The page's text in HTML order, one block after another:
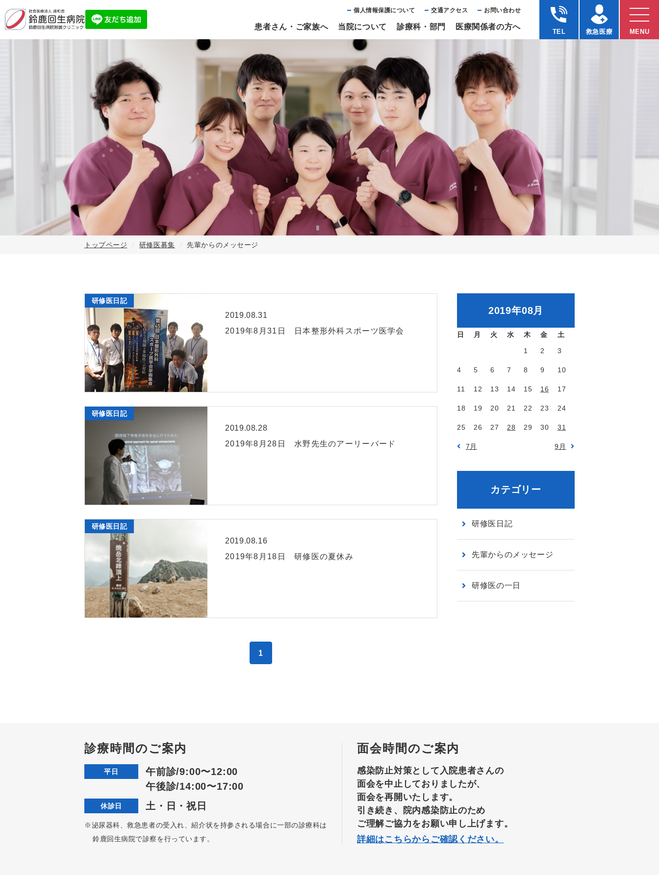
個⼈情報保護について 交通アクセス お問い合わせ
患者さん・ご家族へ 当院について 診療科・部⾨ 医療関係者の⽅へ
TEL 救急医療 MENU
トップページ 研修医募集 先輩からのメッセージ
研修医日記
2019.08.31
2019年8月31日 日本整形外科スポーツ医学会
研修医日記
2019.08.28
2019年8月28日 水野先生のアーリーバード
研修医日記
2019.08.16
2019年8月18日 研修医の夏休み
1
2019年08月
日 月 火 水 木 金 土
7月 9月
1 2 3
4 5 6 7 8 9 10
11 12 13 14 15 16 17
18 19 20 21 22 23 24
25 26 27 28 29 30 31
カテゴリー
研修医日記
先輩からのメッセージ
研修医の一日
診療時間のご案内
平日
午前診/9:00〜12:00
午後診/14:00〜17:00
休診日 土・日・祝日
※泌尿器科、救急患者の受入れ、紹介状を持参される場合に一部の診療科は
鈴鹿回生病院で診察を行っています。
面会時間のご案内
感染防止対策として入院患者さんの
面会を中止しておりましたが、
面会を再開いたします。
引き続き、院内感染防止のため
ご理解ご協力をお願い申し上げます。
詳細はこちらからご確認ください。